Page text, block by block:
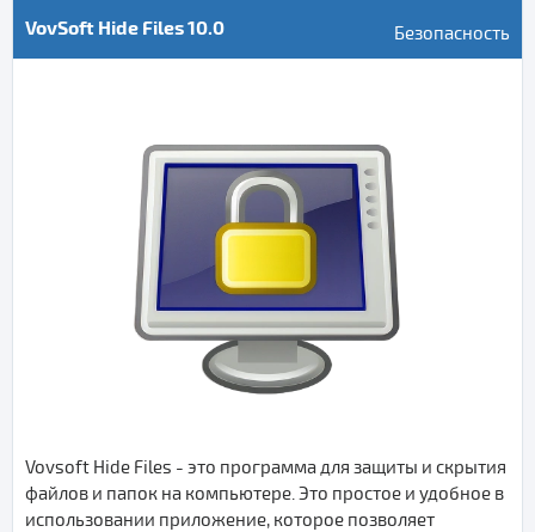
VovSoft Hide Files 10.0 Безопасность
Vovsoft Hide Files - это программа для защиты и скрытия
файлов и папок на компьютере. Это простое и удобное в
использовании приложение, которое позволяет